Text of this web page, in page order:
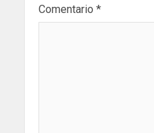
Comentario *